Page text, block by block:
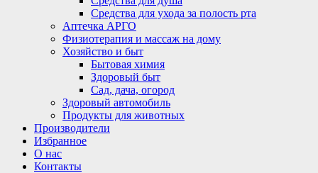
Средства для ухода за полость рта
Аптечка АРГО
Физиотерапия и массаж на дому
Хозяйство и быт
Бытовая химия
Здоровый быт
Сад, дача, огород
Здоровый автомобиль
Продукты для животных
Производители
Избранное
О нас
Контакты